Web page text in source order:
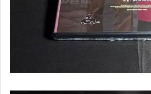
歐美電影【DVD】恐怖驚悚.鬼片
歐美電影【DVD】紀錄.其他
中港台電影【BD 藍光】